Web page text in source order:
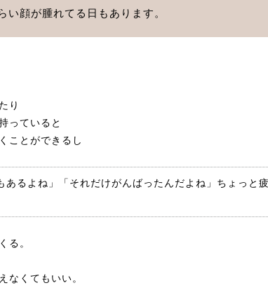
い顔が腫れてる日もあります。
り
っていると
ことができるし
あるよね」「それだけがんばったんだよね」ちょっと
る。
なくてもいい。